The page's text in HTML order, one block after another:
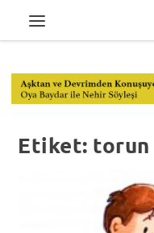
Etiket: torun